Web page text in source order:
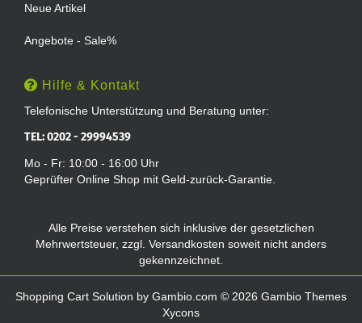
Neue Artikel
Angebote - Sale%
Hilfe & Kontakt
Telefonische Unterstützung und Beratung unter:
TEL: 0202 - 29994539
Mo - Fr: 10:00 - 16:00 Uhr
Geprüfter Online Shop mit Geld-zurück-Garantie.
Alle Preise verstehen sich inklusive der gesetzlichen
Mehrwertsteuer, zzgl. Versandkosten soweit nicht anders
gekennzeichnet.
Shopping Cart Solution by Gambio.com © 2026 Gambio Themes
Xycons